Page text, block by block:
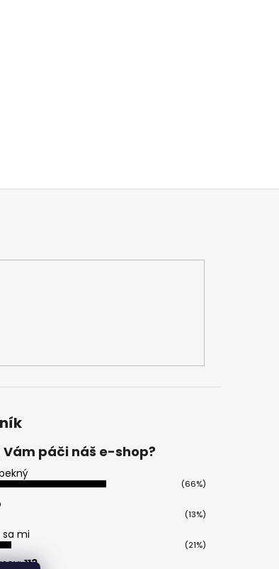
Vám páči náš e-shop?
(66%)
(13%)
sa mi
(21%)
113